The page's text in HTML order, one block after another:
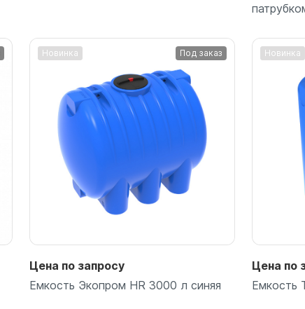
Подробнее
Новинка Под заказ
Цена по запросу
Емкость Экопром HR 3000 л синяя
Новинка
Цена по
Емкость